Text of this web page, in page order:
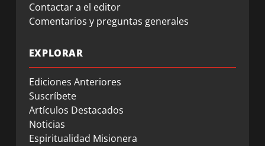
Contactar a el editor
Comentarios y preguntas generales
EXPLORAR
Ediciones Anteriores
Suscríbete
Artículos Destacados
Noticias
Espiritualidad Misionera